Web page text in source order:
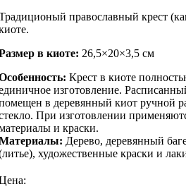
православный крест
в киоте: 26,5×20×3,5 см
Крест в киоте
изготовление.
в деревянный киот ручной
При изготовлении
и краски.
Дерево, деревянный
художественные краски и